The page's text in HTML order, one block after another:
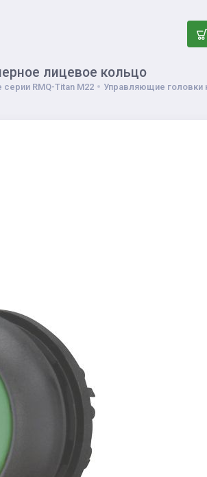
лицевое кольцо
RMQ-Titan M22
Управляющие головки